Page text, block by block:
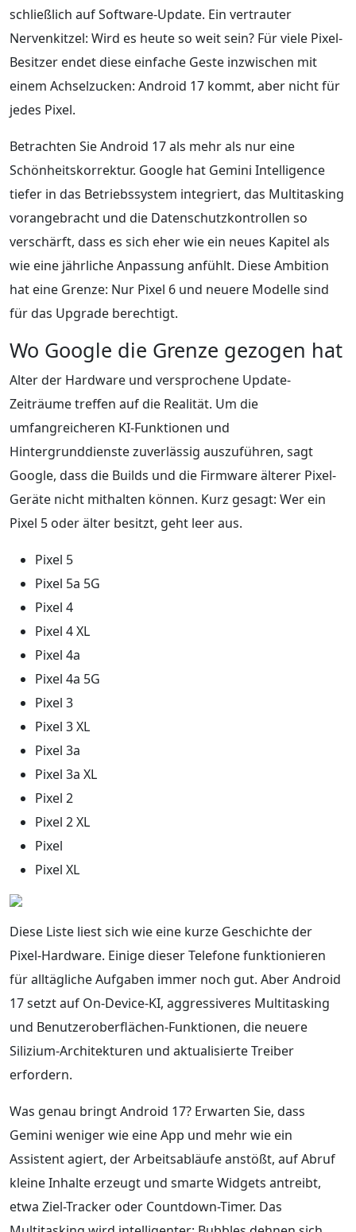
schließlich auf Software-Update. Ein vertrauter
Nervenkitzel: Wird es heute so weit sein? Für viele Pixel-
Besitzer endet diese einfache Geste inzwischen mit
einem Achselzucken: Android 17 kommt, aber nicht für
jedes Pixel.
Betrachten Sie Android 17 als mehr als nur eine
Schönheitskorrektur. Google hat Gemini Intelligence
tiefer in das Betriebssystem integriert, das Multitasking
vorangebracht und die Datenschutzkontrollen so
verschärft, dass es sich eher wie ein neues Kapitel als
wie eine jährliche Anpassung anfühlt. Diese Ambition
hat eine Grenze: Nur Pixel 6 und neuere Modelle sind
für das Upgrade berechtigt.
Wo Google die Grenze gezogen hat
Alter der Hardware und versprochene Update-
Zeiträume treffen auf die Realität. Um die
umfangreicheren KI-Funktionen und
Hintergrunddienste zuverlässig auszuführen, sagt
Google, dass die Builds und die Firmware älterer Pixel-
Geräte nicht mithalten können. Kurz gesagt: Wer ein
Pixel 5 oder älter besitzt, geht leer aus.
Pixel 5
Pixel 5a 5G
Pixel 4
Pixel 4 XL
Pixel 4a
Pixel 4a 5G
Pixel 3
Pixel 3 XL
Pixel 3a
Pixel 3a XL
Pixel 2
Pixel 2 XL
Pixel
Pixel XL
Diese Liste liest sich wie eine kurze Geschichte der
Pixel-Hardware. Einige dieser Telefone funktionieren
für alltägliche Aufgaben immer noch gut. Aber Android
17 setzt auf On-Device-KI, aggressiveres Multitasking
und Benutzeroberflächen-Funktionen, die neuere
Silizium-Architekturen und aktualisierte Treiber
erfordern.
Was genau bringt Android 17? Erwarten Sie, dass
Gemini weniger wie eine App und mehr wie ein
Assistent agiert, der Arbeitsabläufe anstößt, auf Abruf
kleine Inhalte erzeugt und smarte Widgets antreibt,
etwa Ziel-Tracker oder Countdown-Timer. Das